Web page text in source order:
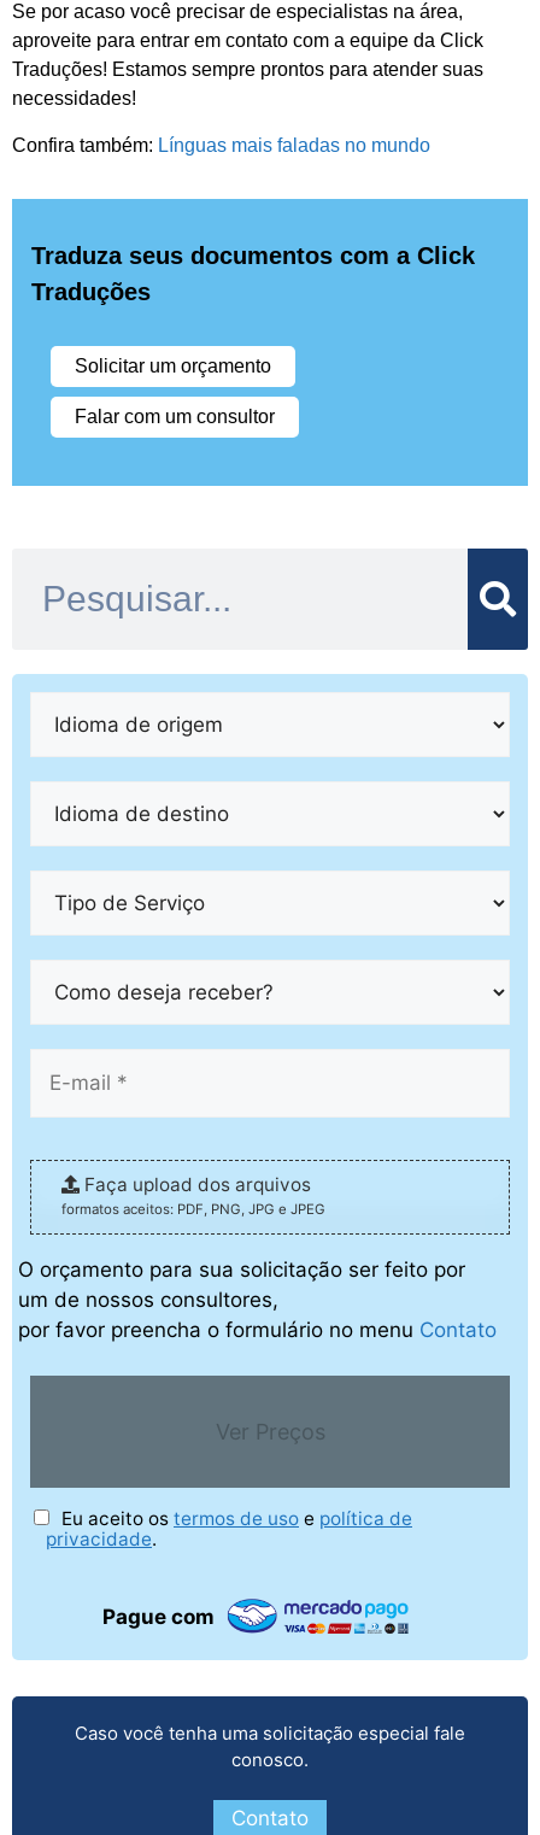
Se por acaso você precisar de especialistas na área,
aproveite para entrar em contato com a equipe da Click
Traduções! Estamos sempre prontos para atender suas
necessidades!
Confira também: Línguas mais faladas no mundo
Traduza seus documentos com a Click
Traduções
Solicitar um orçamento
Falar com um consultor
Faça upload dos arquivos
formatos aceitos: PDF, PNG, JPG e JPEG
O orçamento para sua solicitação ser feito por
um de nossos consultores,
por favor preencha o formulário no menu Contato
Ver Preços
Eu aceito os termos de uso e política de
privacidade.
Pague com
Caso você tenha uma solicitação especial fale
conosco.
Contato